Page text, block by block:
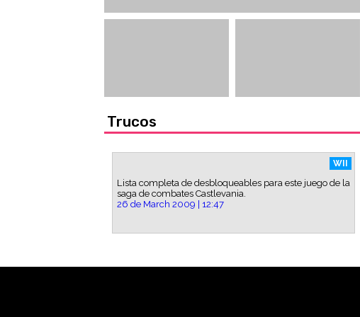
Trucos
WII
Lista completa de desbloqueables para este juego de la
saga de combates Castlevania.
26 de March 2009 | 12:47